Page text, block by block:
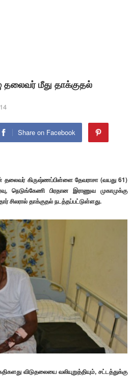
தலைவர் மீது தாக்குதல்
Share on Facebook
தலைவர் கிருஷ்ணப்பிள்ளை தேவராசா (வயது 61)
நெடுங்கேணி பிரதான இராணுவ முகாமுக்கு
தாக்குதல் நடத்தப்பட்டுள்ளது.
விடுதலையை வலியுறுத்தியும், சட்டத்துக்கு